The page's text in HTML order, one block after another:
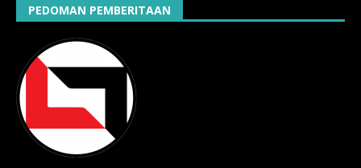
PEDOMAN PEMBERITAAN